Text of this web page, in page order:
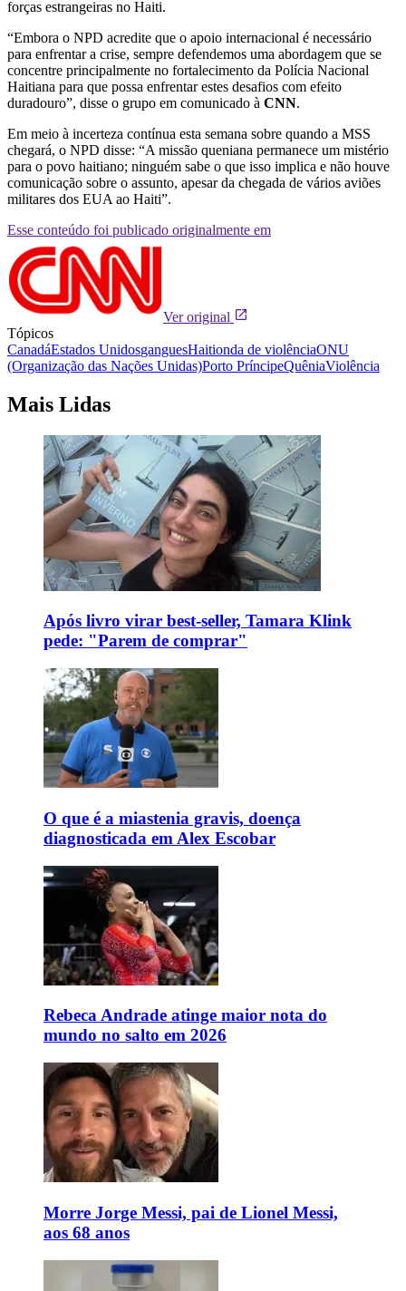
forças estrangeiras no Haiti.
“Embora o NPD acredite que o apoio internacional é necessário
para enfrentar a crise, sempre defendemos uma abordagem que se
concentre principalmente no fortalecimento da Polícia Nacional
Haitiana para que possa enfrentar estes desafios com efeito
duradouro”, disse o grupo em comunicado à CNN.
Em meio à incerteza contínua esta semana sobre quando a MSS
chegará, o NPD disse: “A missão queniana permanece um mistério
para o povo haitiano; ninguém sabe o que isso implica e não houve
comunicação sobre o assunto, apesar da chegada de vários aviões
militares dos EUA ao Haiti”.
Esse conteúdo foi publicado originalmente em
Ver original
Tópicos
CanadáEstados UnidosganguesHaitionda de violênciaONU
(Organização das Nações Unidas)Porto PríncipeQuêniaViolência
Mais Lidas
Após livro virar best-seller, Tamara Klink
pede: "Parem de comprar"
O que é a miastenia gravis, doença
diagnosticada em Alex Escobar
Rebeca Andrade atinge maior nota do
mundo no salto em 2026
Morre Jorge Messi, pai de Lionel Messi,
aos 68 anos